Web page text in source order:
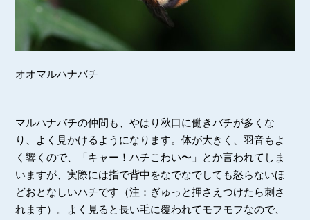
オオマルハナバチ
マルハナバチの仲間も、やはり秋口に働きバチが多くな
り、よく見かけるようになります。体が大きく、羽音もよ
く響くので、「キャー！ハチこわい〜」とか言われてしま
いますが、実際には指で背中をなでなでしても怒らないほ
どおとなしいハチです（注：ぎゅっと押さえつけたら刺さ
れます）。よく見ると長い毛に覆われてモフモフなので、